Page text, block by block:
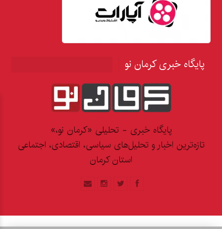
پایگاه خبری کرمان نو
پایگاه خبری - تحلیلی «کرمان نو،»
تازه‌ترین اخبار و تحلیل‌های سیاسی، اقتصادی، اجتماعی
استان کرمان